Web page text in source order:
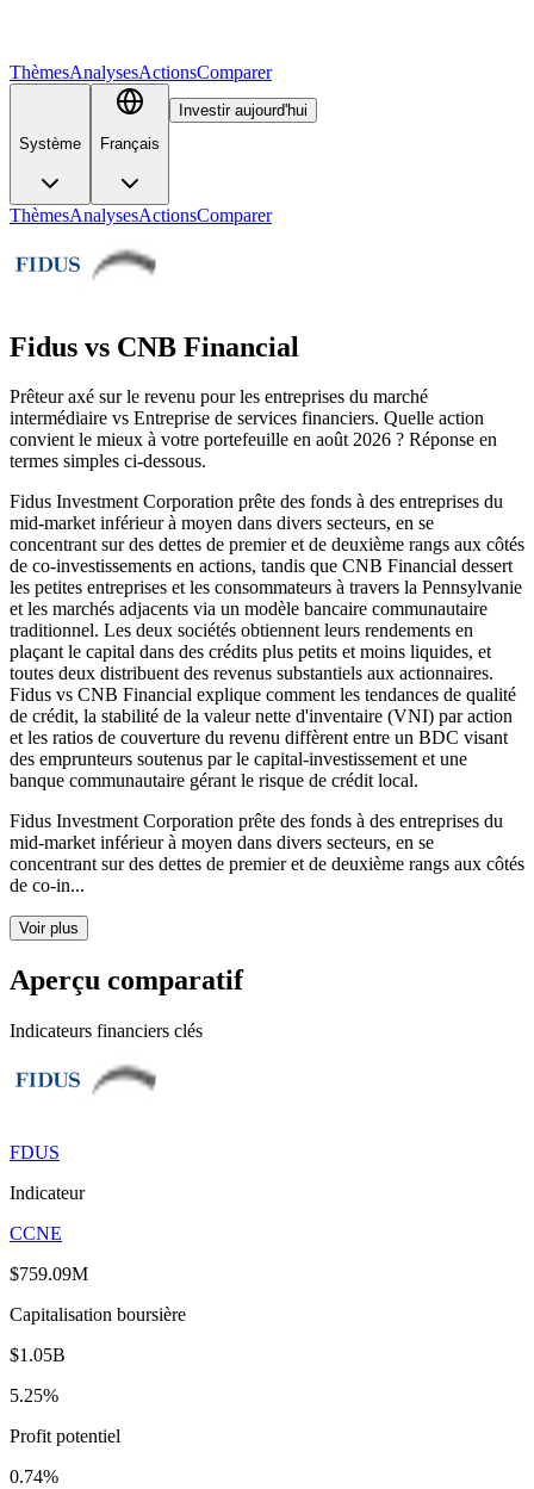
ThèmesAnalysesActionsComparer
Système Français
Investir aujourd'hui
ThèmesAnalysesActionsComparer
Fidus vs CNB Financial
Prêteur axé sur le revenu pour les entreprises du marché
intermédiaire vs Entreprise de services financiers. Quelle action
convient le mieux à votre portefeuille en août 2026 ? Réponse en
termes simples ci-dessous.
Fidus Investment Corporation prête des fonds à des entreprises du
mid-market inférieur à moyen dans divers secteurs, en se
concentrant sur des dettes de premier et de deuxième rangs aux côtés
de co-investissements en actions, tandis que CNB Financial dessert
les petites entreprises et les consommateurs à travers la Pennsylvanie
et les marchés adjacents via un modèle bancaire communautaire
traditionnel. Les deux sociétés obtiennent leurs rendements en
plaçant le capital dans des crédits plus petits et moins liquides, et
toutes deux distribuent des revenus substantiels aux actionnaires.
Fidus vs CNB Financial explique comment les tendances de qualité
de crédit, la stabilité de la valeur nette d'inventaire (VNI) par action
et les ratios de couverture du revenu diffèrent entre un BDC visant
des emprunteurs soutenus par le capital-investissement et une
banque communautaire gérant le risque de crédit local.
Fidus Investment Corporation prête des fonds à des entreprises du
mid-market inférieur à moyen dans divers secteurs, en se
concentrant sur des dettes de premier et de deuxième rangs aux côtés
de co-in...
Voir plus
Aperçu comparatif
Indicateurs financiers clés
FDUS
Indicateur
CCNE
$759.09M
Capitalisation boursière
$1.05B
5.25%
Profit potentiel
0.74%